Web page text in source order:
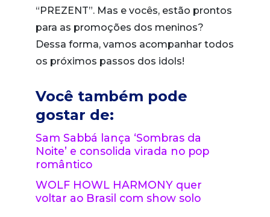
“PREZENT”. Mas e vocês, estão prontos
para as promoções dos meninos?
Dessa forma, vamos acompanhar todos
os próximos passos dos idols!
Você também pode
gostar de:
Sam Sabbá lança ‘Sombras da
Noite’ e consolida virada no pop
romântico
WOLF HOWL HARMONY quer
voltar ao Brasil com show solo